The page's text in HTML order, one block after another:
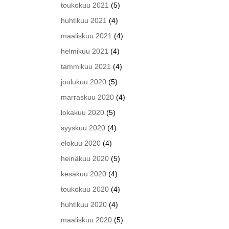
toukokuu 2021 (5)
huhtikuu 2021 (4)
maaliskuu 2021 (4)
helmikuu 2021 (4)
tammikuu 2021 (4)
joulukuu 2020 (5)
marraskuu 2020 (4)
lokakuu 2020 (5)
syyskuu 2020 (4)
elokuu 2020 (4)
heinäkuu 2020 (5)
kesäkuu 2020 (4)
toukokuu 2020 (4)
huhtikuu 2020 (4)
maaliskuu 2020 (5)